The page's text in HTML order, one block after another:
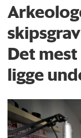
Det
ligge